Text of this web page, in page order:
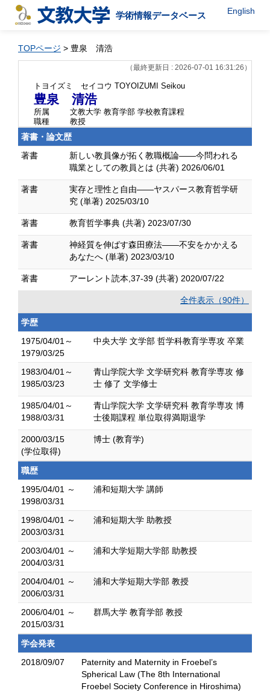
学術情報データベース English
TOPページ > 豊泉 清浩
（最終更新日 : 2026-07-01 16:31:26）
トヨイズミ セイコウ TOYOIZUMI Seikou
豊泉 清浩
所属
文教大学 教育学部 学校教育課程
職種
教授
著書・論文歴
著書
新しい教員像が拓く教職概論――今問われる
職業としての教員とは (共著) 2026/06/01
著書
実存と理性と自由――ヤスパース教育哲学研
究 (単著) 2025/03/10
著書 教育哲学事典 (共著) 2023/07/30
著書
神経質を伸ばす森田療法――不安をかかえる
あなたへ (単著) 2023/03/10
著書 アーレント読本,37-39 (共著) 2020/07/22
全件表示（90件）
学歴
1975/04/01～
1979/03/25
中央大学 文学部 哲学科教育学専攻 卒業
1983/04/01～
1985/03/23
青山学院大学 文学研究科 教育学専攻 修
士 修了 文学修士
1985/04/01～
1988/03/31
青山学院大学 文学研究科 教育学専攻 博
士後期課程 単位取得満期退学
2000/03/15
(学位取得)
博士 (教育学)
職歴
1995/04/01 ～
1998/03/31
浦和短期大学 講師
1998/04/01 ～
2003/03/31
浦和短期大学 助教授
2003/04/01 ～
2004/03/31
浦和大学短期大学部 助教授
2004/04/01 ～
2006/03/31
浦和大学短期大学部 教授
2006/04/01 ～
2015/03/31
群馬大学 教育学部 教授
学会発表
2018/09/07
Paternity and Maternity in Froebel’s
Spherical Law (The 8th International
Froebel Society Conference in Hiroshima)